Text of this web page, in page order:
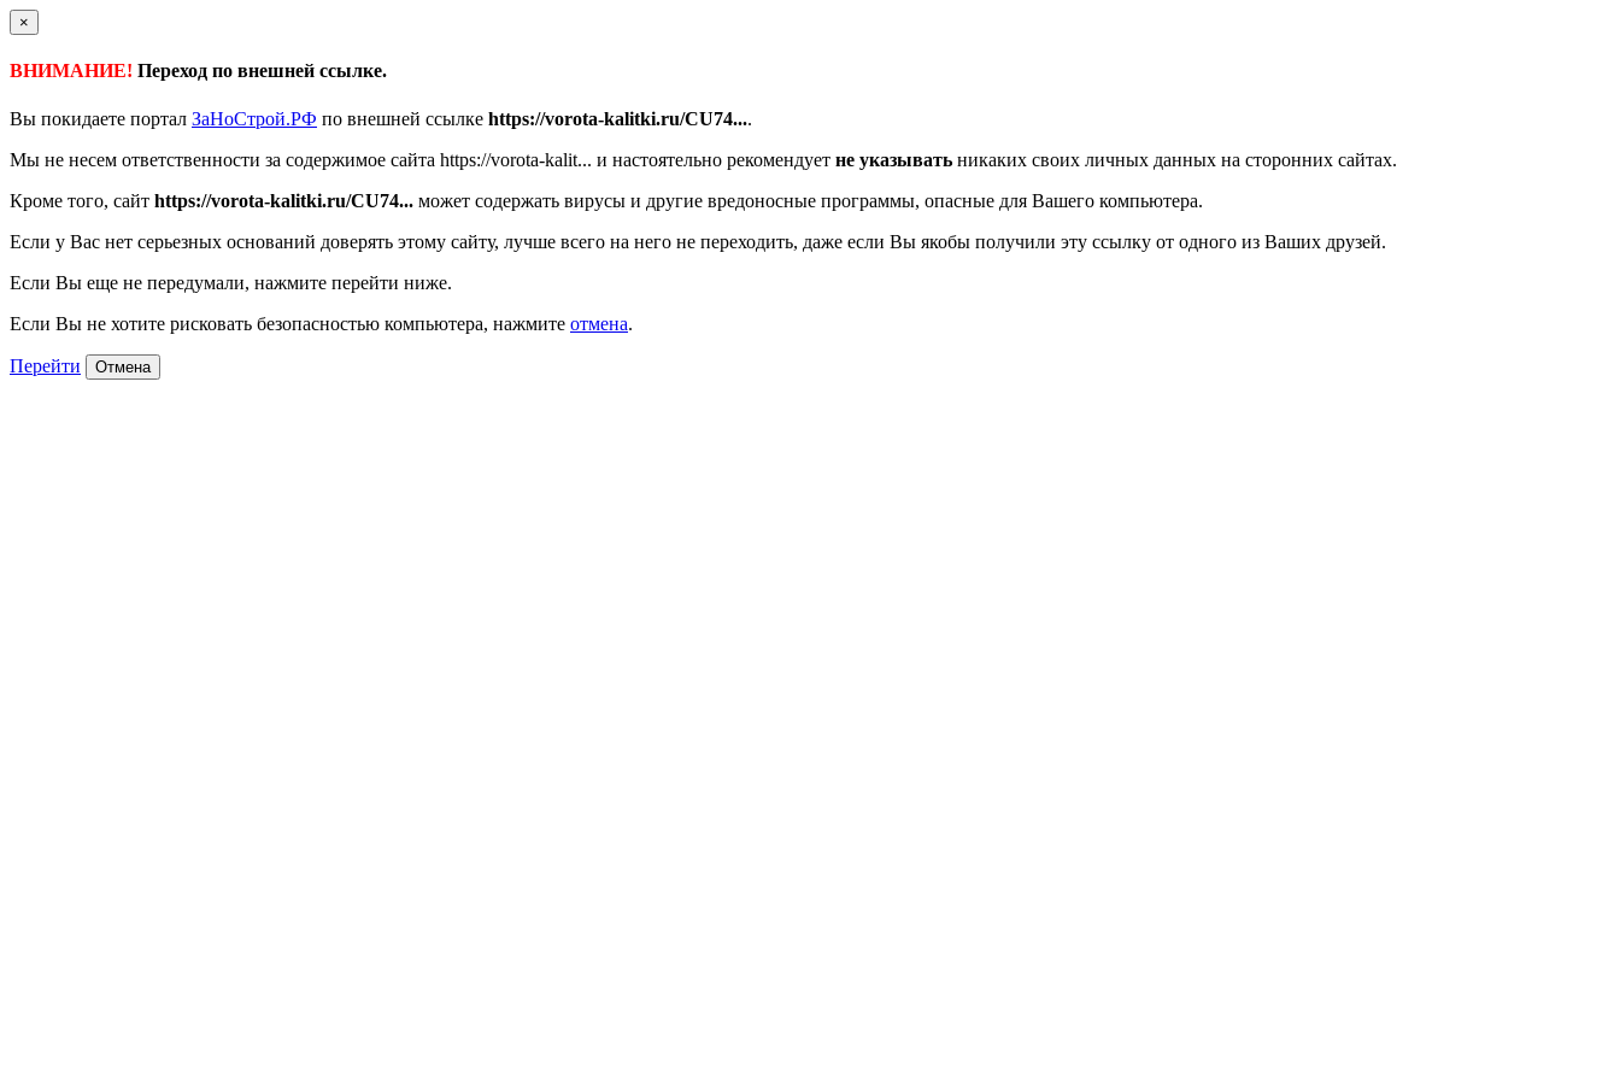
×
ВНИМАНИЕ! Переход по внешней ссылке.
Вы покидаете портал ЗаНоСтрой.РФ по внешней ссылке https://vorota-kalitki.ru/CU74....
Мы не несем ответственности за содержимое сайта https://vorota-kalit... и настоятельно рекомендует не указывать никаких своих личных данных на сторонних сайтах.
Кроме того, сайт https://vorota-kalitki.ru/CU74... может содержать вирусы и другие вредоносные программы, опасные для Вашего компьютера.
Если у Вас нет серьезных оснований доверять этому сайту, лучше всего на него не переходить, даже если Вы якобы получили эту ссылку от одного из Ваших друзей.
Если Вы еще не передумали, нажмите перейти ниже.
Если Вы не хотите рисковать безопасностью компьютера, нажмите отмена.
Перейти Отмена